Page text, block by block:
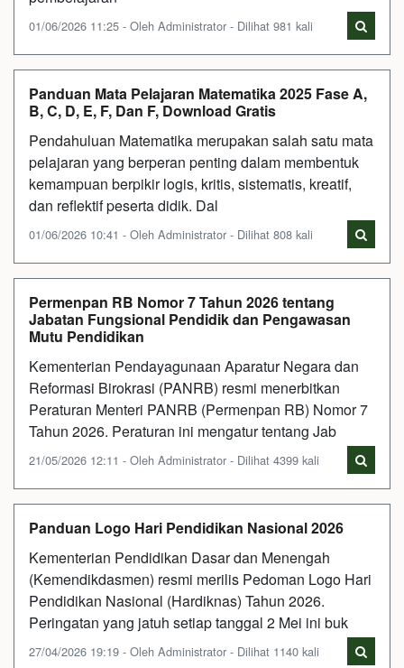
01/06/2026 11:25 - Oleh Administrator - Dilihat 981 kali
Panduan Mata Pelajaran Matematika 2025 Fase A,
B, C, D, E, F, Dan F, Download Gratis
Pendahuluan Matematika merupakan salah satu mata
pelajaran yang berperan penting dalam membentuk
kemampuan berpikir logis, kritis, sistematis, kreatif,
dan reflektif peserta didik. Dal
01/06/2026 10:41 - Oleh Administrator - Dilihat 808 kali
Permenpan RB Nomor 7 Tahun 2026 tentang
Jabatan Fungsional Pendidik dan Pengawasan
Mutu Pendidikan
Kementerian Pendayagunaan Aparatur Negara dan
Reformasi Birokrasi (PANRB) resmi menerbitkan
Peraturan Menteri PANRB (Permenpan RB) Nomor 7
Tahun 2026. Peraturan ini mengatur tentang Jab
21/05/2026 12:11 - Oleh Administrator - Dilihat 4399 kali
Panduan Logo Hari Pendidikan Nasional 2026
Kementerian Pendidikan Dasar dan Menengah
(Kemendikdasmen) resmi merilis Pedoman Logo Hari
Pendidikan Nasional (Hardiknas) Tahun 2026.
Peringatan yang jatuh setiap tanggal 2 Mei ini buk
27/04/2026 19:19 - Oleh Administrator - Dilihat 1140 kali